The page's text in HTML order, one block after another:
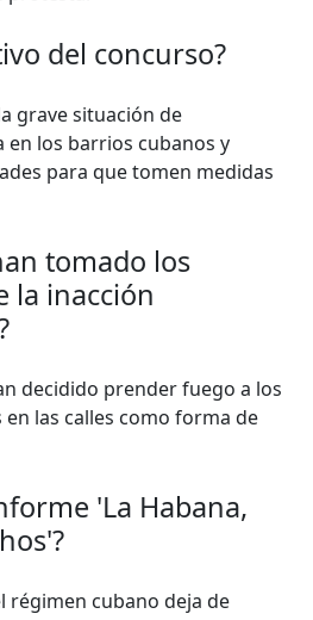
del concurso?
grave situación de
en los barrios cubanos y
para que tomen medidas
tomado los
la inacción
decidido prender fuego a los
las calles como forma de
'La Habana,
régimen cubano deja de